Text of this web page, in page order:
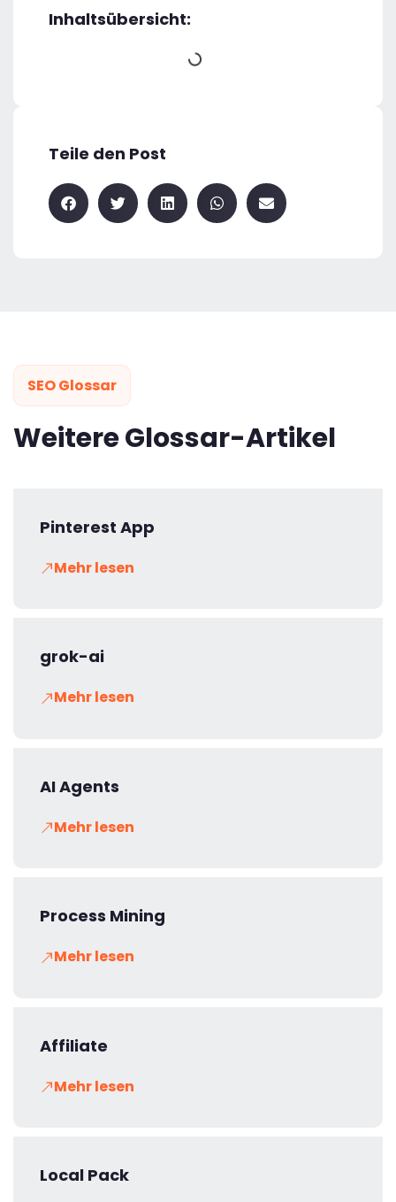
Inhaltsübersicht:
Teile den Post
SEO Glossar
Weitere Glossar-Artikel
Pinterest App
Mehr lesen
grok-ai
Mehr lesen
AI Agents
Mehr lesen
Process Mining
Mehr lesen
Affiliate
Mehr lesen
Local Pack